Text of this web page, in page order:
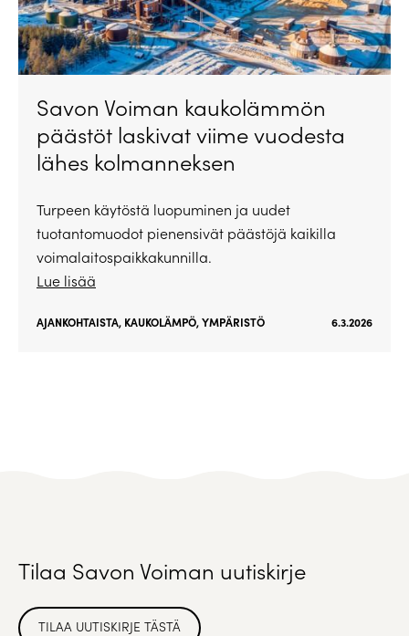
Savon Voiman kaukolämmön
päästöt laskivat viime vuodesta
lähes kolmanneksen
Turpeen käytöstä luopuminen ja uudet
tuotantomuodot pienensivät päästöjä kaikilla
voimalaitospaikkakunnilla.
Lue lisää
AJANKOHTAISTA, KAUKOLÄMPÖ,YMPÄRISTÖ 6.3.2026
Tilaa Savon Voiman uutiskirje
TILAA UUTISKIRJE TÄSTÄ